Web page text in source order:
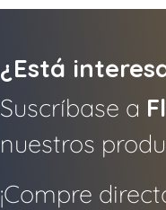
¿Está
Suscríbase a
nuestros
¡Compre